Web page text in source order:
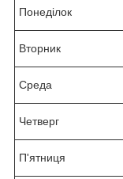
Понеділок
Вторник
Среда
Четверг
П'ятниця